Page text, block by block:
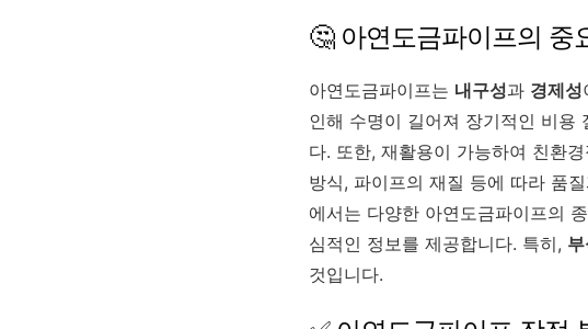
🤔 아연도금파이프의 중
아연도금파이프는 내구성과 경제성
인해 수명이 길어져 장기적인 비용
다. 또한, 재활용이 가능하여 친환
방식, 파이프의 재질 등에 따라 품
에서는 다양한 아연도금파이프의
심적인 정보를 제공합니다. 특히,
것입니다.